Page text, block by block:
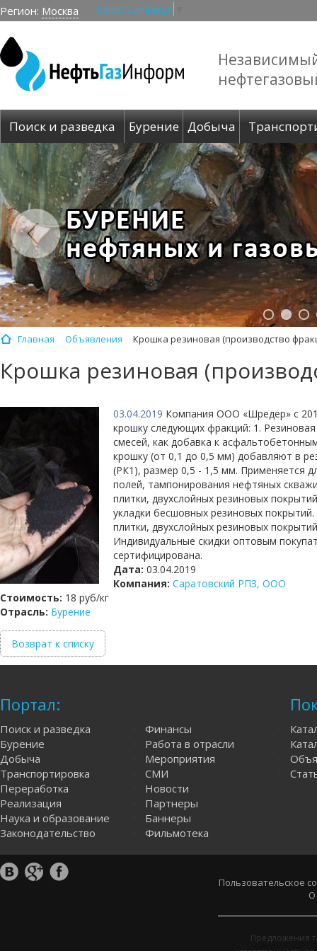
Регион: Москва Select Language
Поиск и разведка Бурение Добыча
Главная Объявления Крошка резиновая (производство
Крошка резиновая
03.04.2019 Компания ООО «Шредер» с
крошку следующих фракций: 1.
смесей, как добавка к
крошку (от 0,1 до 0,5 мм) добавляют в
(РК1), размер 0,5 - 1,5 мм. Применяется
полей, тампонирования нефтяных
плитки, двухслойных резиновых
укладки бесшовных резиновых
плитки, двухслойных резиновых
Индивидуальные скидки оптовым
сертифицирована.
Дата: 03.04.2019
Компания: Саратовский РПЗ, ООО
Стоимость: 18 руб/кг
Отрасль: Бурение
Возврат к списку
Портал:
Поиск и разведка
Бурение
Добыча
Транспортировка
Переработка
Реализация
Наука и образование
Законодательство
Финансы
Работа в отрасли
Мероприятия
СМИ
Новости
Партнеры
Баннеры
Фильмотека
Пользовательское
О
Предложения